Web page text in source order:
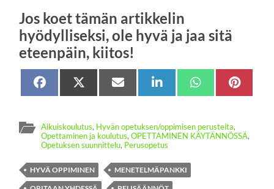
Jos koet tämän artikkelin
hyödylliseksi, ole hyvä ja jaa sitä
eteenpäin, kiitos!
Share
Facebook
Share
Share
Sähköposti Share
LinkedIn
Share
WhatsApp
Aikuiskoulutus, Hyvän opetuksen/oppimisen perusteita,
Opettaminen ja koulutus,OPETTAMINEN KÄYTÄNNÖSSÄ,
Opetuksen suunnittelu, Perusopetus
HYVÄ OPPIMINEN
MENETELMÄPANKKI